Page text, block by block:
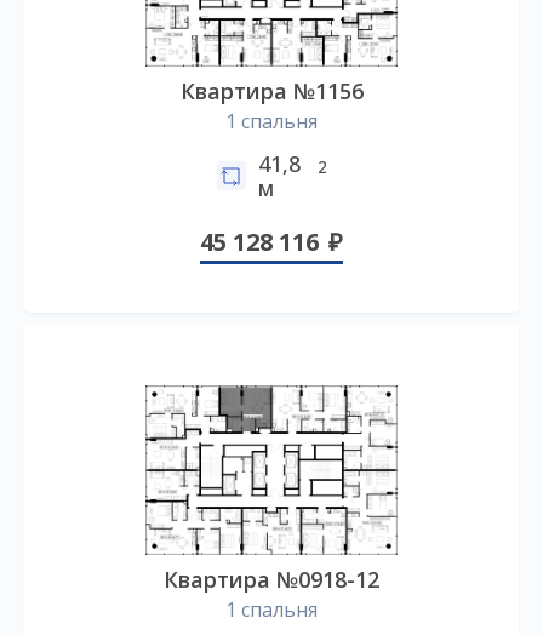
Квартира №1156
1 спальня
41,8
м
2
45 128 116
Квартира №0918-12
1 спальня